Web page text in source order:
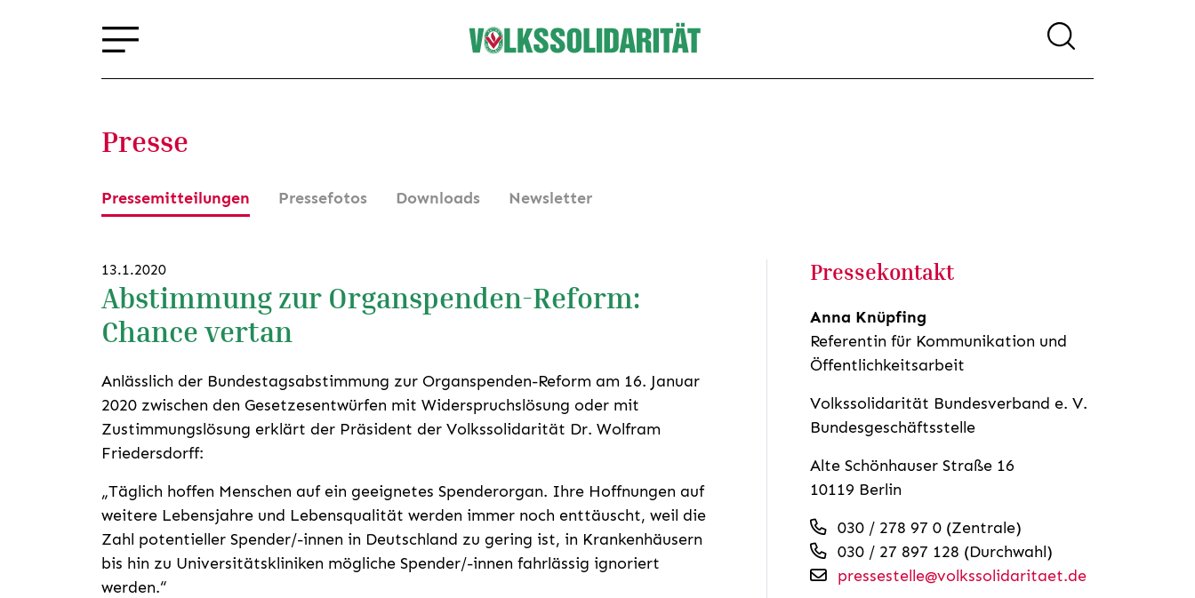
Presse
Pressemitteilungen Pressefotos Downloads Newsletter
13.1.2020
Abstimmung zur Organspenden-Reform:
Chance vertan
Anlässlich der Bundestagsabstimmung zur Organspenden-Reform am 16. Januar
2020 zwischen den Gesetzesentwürfen mit Widerspruchslösung oder mit
Zustimmungslösung erklärt der Präsident der Volkssolidarität Dr. Wolfram
Friedersdorff:
„Täglich hoffen Menschen auf ein geeignetes Spenderorgan. Ihre Hoffnungen auf
weitere Lebensjahre und Lebensqualität werden immer noch enttäuscht, weil die
Zahl potentieller Spender/-innen in Deutschland zu gering ist, in Krankenhäusern
bis hin zu Universitätskliniken mögliche Spender/-innen fahrlässig ignoriert
werden.“
Pressekontakt
Anna Knüpfing
Referentin für Kommunikation und
Öffentlichkeitsarbeit
Volkssolidarität Bundesverband e. V.
Bundesgeschäftsstelle
Alte Schönhauser Straße 16
10119 Berlin
030 / 278 97 0 (Zentrale)
030 / 27 897 128 (Durchwahl)
pressestelle@volkssolidaritaet.de